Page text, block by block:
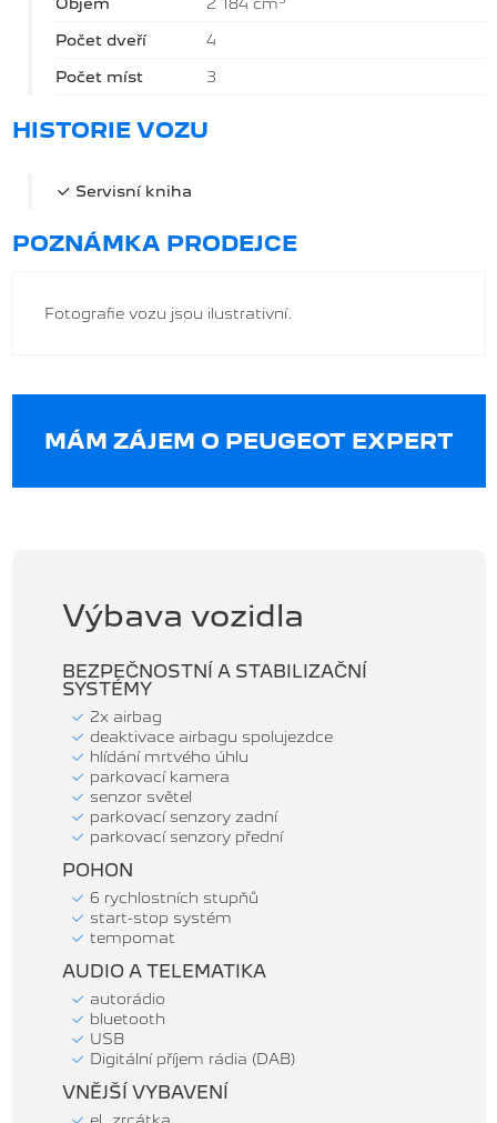
Výbava vozidla
BEZPEČNOSTNÍ A STABILIZAČNÍ
SYSTÉMY
2x airbag
deaktivace airbagu spolujezdce
hlídání mrtvého úhlu
parkovací kamera
senzor světel
parkovací senzory zadní
parkovací senzory přední
POHON
6 rychlostních stupňů
start-stop systém
tempomat
AUDIO A TELEMATIKA
autorádio
bluetooth
USB
Digitální příjem rádia (DAB)
VNĚJŠÍ VYBAVENÍ
Počet dveří 4
Počet míst 3
HISTORIE VOZU
Servisní kniha
POZNÁMKA PRODEJCE
Fotografie vozu jsou ilustrativní.
MÁM ZÁJEM O PEUGEOT EXPERT